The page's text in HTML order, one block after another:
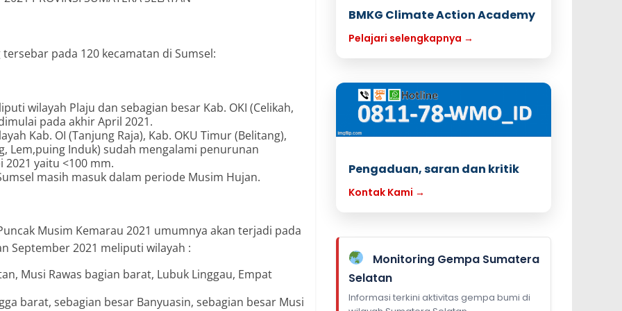
pada 120 kecamatan di Sumsel:
wilayah Plaju dan sebagian besar Kab. OKI (Celikah,
pada akhir April 2021.
Kab. OI (Tanjung Raja), Kab. OKU Timur (Belitang),
Lem,puing Induk) sudah mengalami penurunan
yaitu <100 mm.
masih masuk dalam periode Musim Hujan.
Musim Kemarau 2021 umumnya akan terjadi pada
September 2021 meliputi wilayah :
Musi Rawas bagian barat, Lubuk Linggau, Empat
barat, sebagian besar Banyuasin, sebagian besar Musi
BMKG Climate Action Academy
Pelajari selengkapnya →
Pengaduan, saran dan kritik
Kontak Kami →
Monitoring Gempa Sumatera
Selatan
Informasi terkini aktivitas gempa bumi di